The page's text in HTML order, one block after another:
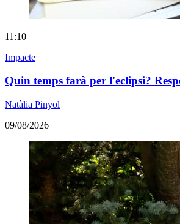
11:10
Impacte
Quin temps farà per l'eclipsi?
Natàlia Pinyol
09/08/2026